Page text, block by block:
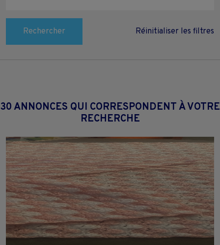
Rechercher Réinitialiser les filtres
30 ANNONCES QUI CORRESPONDENT À VOTRE
RECHERCHE